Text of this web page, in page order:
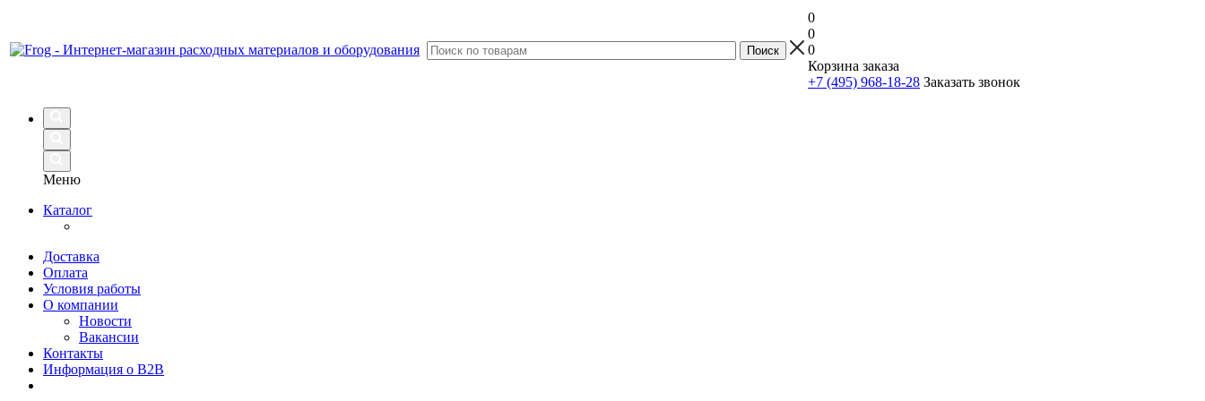
0
0
0
Корзина заказа
+7 (495) 968-18-28 Заказать звонок
Меню
Каталог
Доставка
Оплата
Условия работы
О компании
Новости
Вакансии
Контакты
Информация о B2B